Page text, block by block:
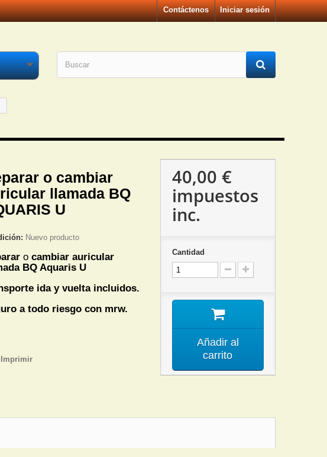
Iniciar sesión
Contáctenos
o cambiar
llamada BQ
U
Nuevo producto
o cambiar auricular
BQ Aquaris U
ida y vuelta incluidos.
a todo riesgo con mrw.
Imprimir
40,00 €
impuestos
inc.
Cantidad
Añadir al
carrito